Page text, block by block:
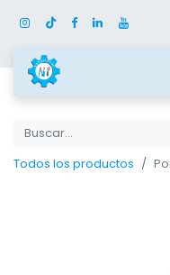
Todos los productos